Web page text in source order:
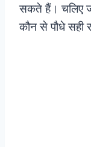
सकते हैं। चलिए
कौन से पौधे सही